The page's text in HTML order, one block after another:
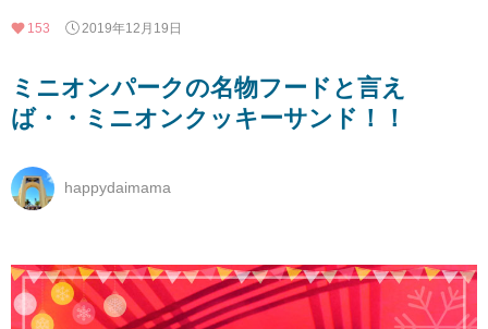
153 2019年12月19日
ミニオンパークの名物フードと言え
ば・・ミニオンクッキーサンド！！
happydaimama